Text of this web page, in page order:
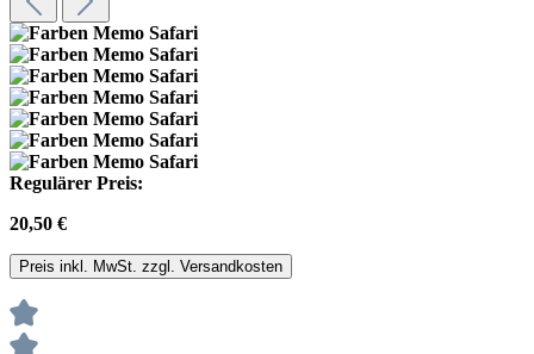
Regulärer Preis:
20,50 €
Preis inkl. MwSt. zzgl. Versandkosten